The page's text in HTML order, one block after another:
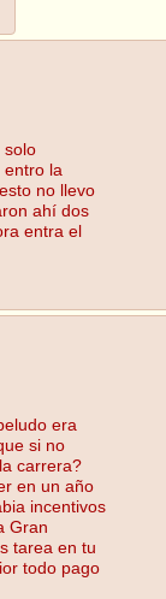
solo
entro la
no llevo
ahí dos
entra el
era
si no
carrera?
en un año
incentivos
Gran
tarea en tu
todo pago